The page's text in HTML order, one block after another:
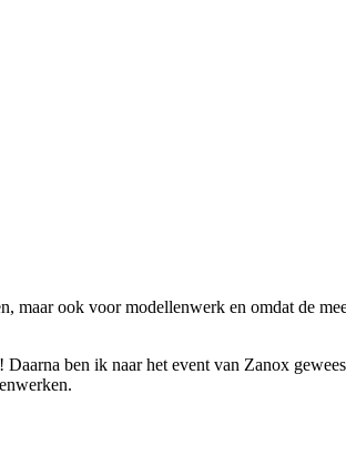
maar ook voor modellenwerk en omdat de
ben ik naar het event van Zanox